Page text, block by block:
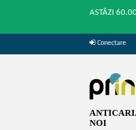
ASTĂZI
Conectare
NOI